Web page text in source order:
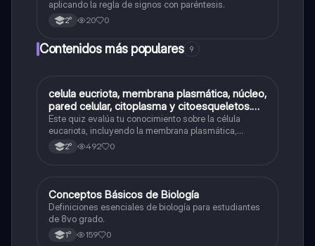
aplicando la regla de signos con paréntesis.
2° 20 0
Contenidos más populares 9
CBiología
celula eucriota, membrana plasmática, núcleo,
pared celular, citoplasma y citoesqueletos.
nombre se las partes de la celula eucariota
Este quiz evalúa tu conocimiento sobre la célula
eucariota, incluyendo la membrana plasmática,
núcleo, pared celular, citoplasma y citoesqueleto.
2° 492 0
CBiología
Conceptos Básicos de Biología
Definiciones esenciales de biología para estudiantes
de 8vo grado.
1° 159 0